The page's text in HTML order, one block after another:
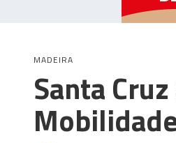
MADEIRA
Santa